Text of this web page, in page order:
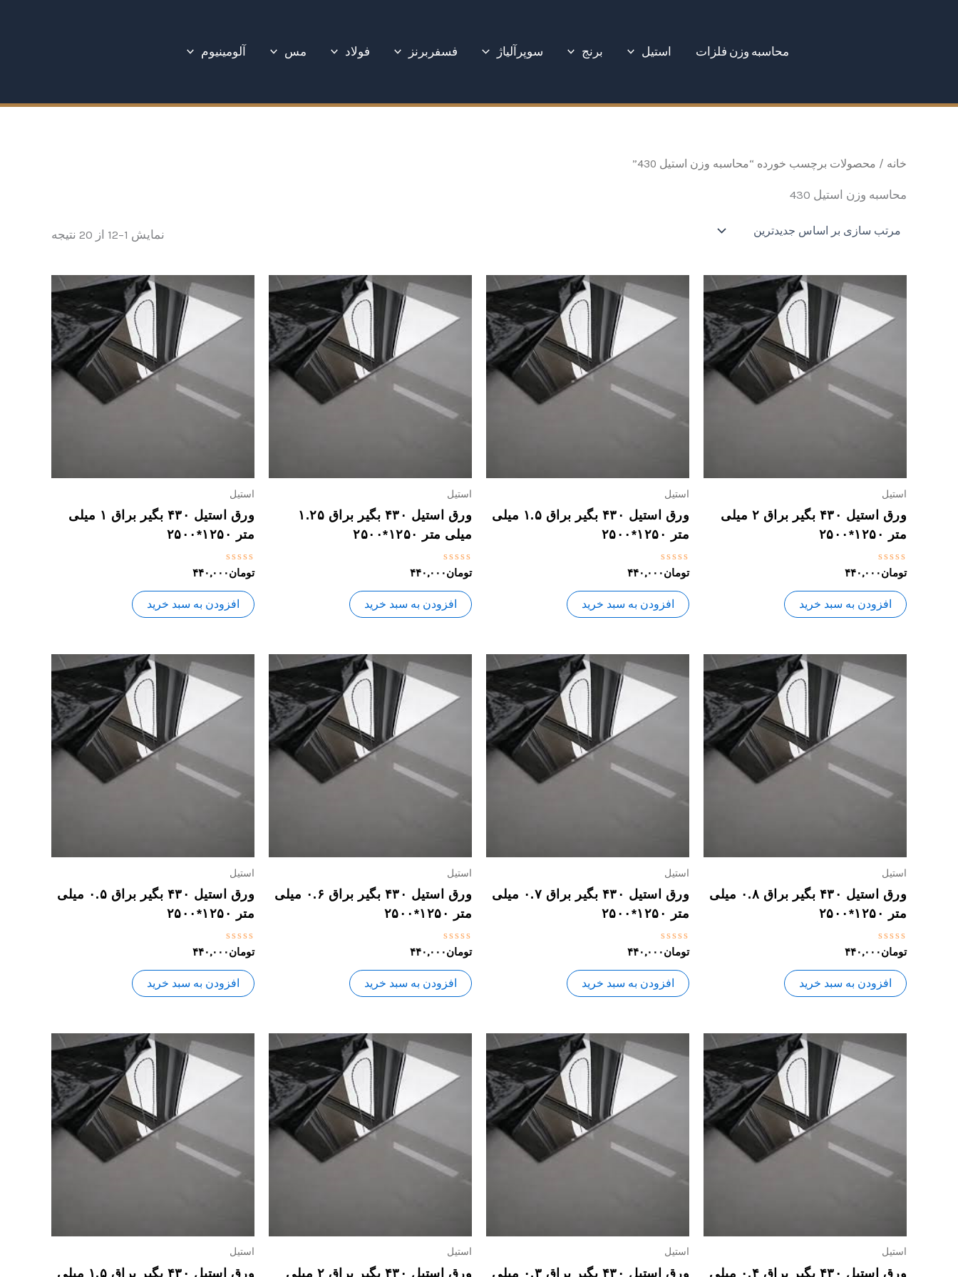
محاسبه وزن فلزات استیل برنج سوپرآلیاژ فسفربرنز فولاد مس آلومینیوم
خانه / محصولات برچسب خورده “محاسبه وزن استیل 430”
محاسبه وزن استیل 430
نمایش 1–12 از 20 نتیجه
استیل
ورق استیل ۴۳۰ بگیر براق ۲ میلی
متر ۱۲۵۰*۲۵۰۰
نمره
0
از
5
تومان۴۴۰,۰۰۰
افزودن به سبد خرید
استیل
ورق استیل ۴۳۰ بگیر براق ۱.۵ میلی
متر ۱۲۵۰*۲۵۰۰
نمره
0
از
5
تومان۴۴۰,۰۰۰
افزودن به سبد خرید
استیل
ورق استیل ۴۳۰ بگیر براق ۱.۲۵
میلی متر ۱۲۵۰*۲۵۰۰
نمره
0
از
5
تومان۴۴۰,۰۰۰
افزودن به سبد خرید
استیل
ورق استیل ۴۳۰ بگیر براق ۱ میلی
متر ۱۲۵۰*۲۵۰۰
نمره
0
از
5
تومان۴۴۰,۰۰۰
افزودن به سبد خرید
استیل
ورق استیل ۴۳۰ بگیر براق ۰.۸ میلی
متر ۱۲۵۰*۲۵۰۰
نمره
0
از
5
تومان۴۴۰,۰۰۰
افزودن به سبد خرید
استیل
ورق استیل ۴۳۰ بگیر براق ۰.۷ میلی
متر ۱۲۵۰*۲۵۰۰
نمره
0
از
5
تومان۴۴۰,۰۰۰
افزودن به سبد خرید
استیل
ورق استیل ۴۳۰ بگیر براق ۰.۶ میلی
متر ۱۲۵۰*۲۵۰۰
نمره
0
از
5
تومان۴۴۰,۰۰۰
افزودن به سبد خرید
استیل
ورق استیل ۴۳۰ بگیر براق ۰.۵ میلی
متر ۱۲۵۰*۲۵۰۰
نمره
0
از
5
تومان۴۴۰,۰۰۰
افزودن به سبد خرید
استیل
ورق استیل ۴۳۰ بگیر براق ۰.۴ میلی
استیل
ورق استیل ۴۳۰ بگیر براق ۰.۳ میلی
استیل
ورق استیل ۴۳۰ بگیر براق ۲ میلی
استیل
ورق استیل ۴۳۰ بگیر براق ۱.۵ میلی